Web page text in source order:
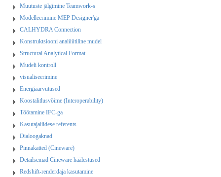
Muutuste jälgimine Teamwork-s
Modelleerimine MEP Designer'ga
CALHYDRA Connection
Konstruktsiooni analüütiline mudel
Structural Analytical Format
Mudeli kontroll
visualiseerimine
Energiaarvutused
Koostalitlusvõime (Interoperability)
Töötamine IFC-ga
Kasutajaliidese referents
Dialoogaknad
Pinnakatted (Cineware)
Detailsemad Cineware häälestused
Redshift-renderdaja kasutamine